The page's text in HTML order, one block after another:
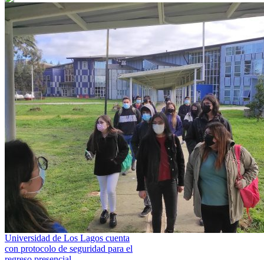
Universidad de Los Lagos cuenta
con protocolo de seguridad para el